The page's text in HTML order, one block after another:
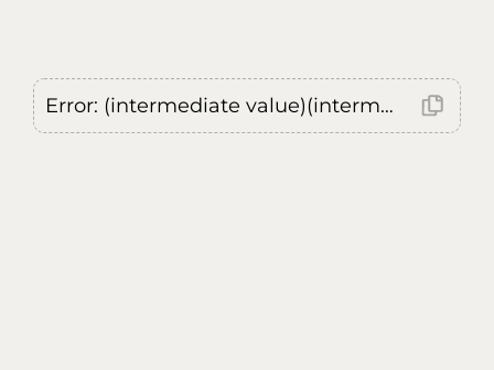
Error: (intermediate value)(intermediate value)(intermediate value).replaceAll is not a function